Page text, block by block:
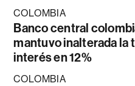
COLOMBIA
Banco central
mantuvo inalterada la
interés en 12%
COLOMBIA